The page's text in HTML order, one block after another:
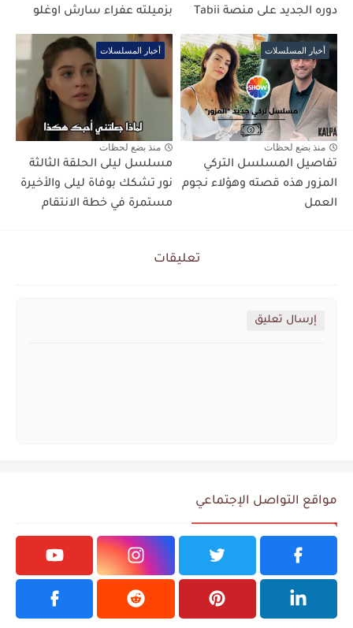
دوره الجديد على منصة Tabii
بزميلته عفراء سارش اوغلو
أخبار المسلسلات
منذ بضع لحظات
تفاصيل المسلسل التركي
المزور هذه قصته وهؤلاء نجوم
العمل
أخبار المسلسلات
منذ بضع لحظات
مسلسل ليلى الحلقة الثالثة
نور تشكك بوفاة ليلى والأخيرة
مستمرة في خطة الانتقام
تعليقات
إرسال تعليق
مواقع التواصل الإجتماعي